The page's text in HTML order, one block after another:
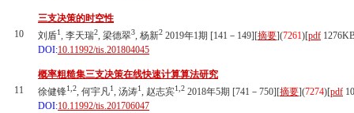
10
三支决策的时空性
刘盾1, 李天瑞2, 梁德翠3, 杨新2 2019年1期 [141－149][摘要](7261)[pdf
DOI:10.11992/tis.201804045
11
概率粗糙集三支决策在线快速计算算法研究
徐健锋1,2, 何宇凡1, 汤涛1, 赵志宾1,2 2018年5期 [741－750][摘要](7274)[pdf
DOI:10.11992/tis.201706047